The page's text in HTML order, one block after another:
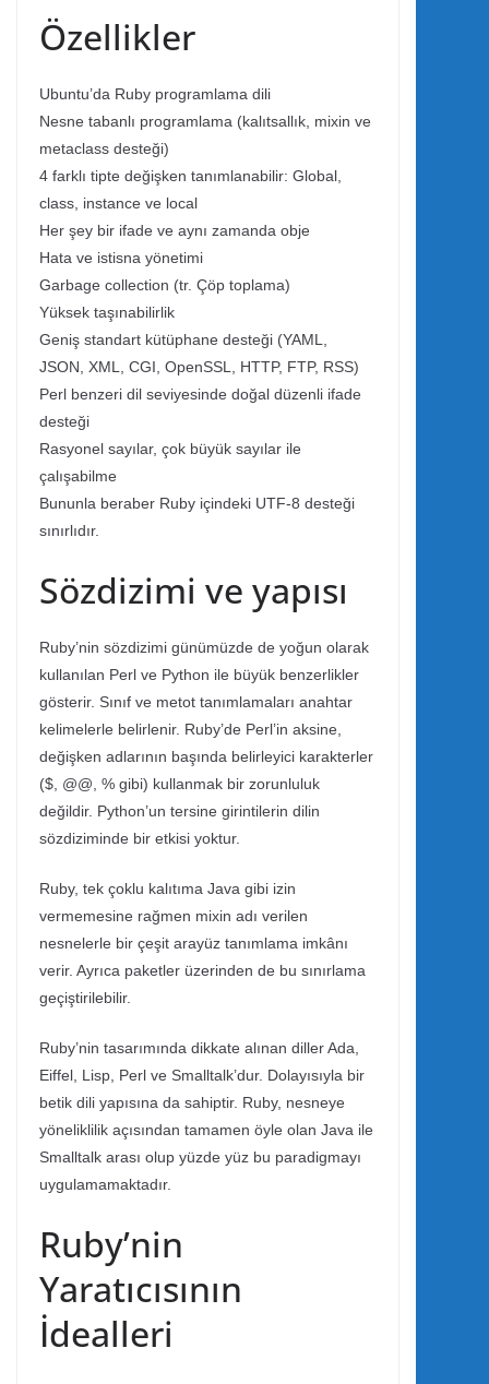
Özellikler
Ubuntu’da Ruby programlama dili
Nesne tabanlı programlama (kalıtsallık, mixin ve
metaclass desteği)
4 farklı tipte değişken tanımlanabilir: Global,
class, instance ve local
Her şey bir ifade ve aynı zamanda obje
Hata ve istisna yönetimi
Garbage collection (tr. Çöp toplama)
Yüksek taşınabilirlik
Geniş standart kütüphane desteği (YAML,
JSON, XML, CGI, OpenSSL, HTTP, FTP, RSS)
Perl benzeri dil seviyesinde doğal düzenli ifade
desteği
Rasyonel sayılar, çok büyük sayılar ile
çalışabilme
Bununla beraber Ruby içindeki UTF-8 desteği
sınırlıdır.
Sözdizimi ve yapısı
Ruby’nin sözdizimi günümüzde de yoğun olarak
kullanılan Perl ve Python ile büyük benzerlikler
gösterir. Sınıf ve metot tanımlamaları anahtar
kelimelerle belirlenir. Ruby’de Perl’in aksine,
değişken adlarının başında belirleyici karakterler
($, @@, % gibi) kullanmak bir zorunluluk
değildir. Python’un tersine girintilerin dilin
sözdiziminde bir etkisi yoktur.
Ruby, tek çoklu kalıtıma Java gibi izin
vermemesine rağmen mixin adı verilen
nesnelerle bir çeşit arayüz tanımlama imkânı
verir. Ayrıca paketler üzerinden de bu sınırlama
geçiştirilebilir.
Ruby’nin tasarımında dikkate alınan diller Ada,
Eiffel, Lisp, Perl ve Smalltalk’dur. Dolayısıyla bir
betik dili yapısına da sahiptir. Ruby, nesneye
yöneliklilik açısından tamamen öyle olan Java ile
Smalltalk arası olup yüzde yüz bu paradigmayı
uygulamamaktadır.
Ruby’nin
Yaratıcısının
İdealleri